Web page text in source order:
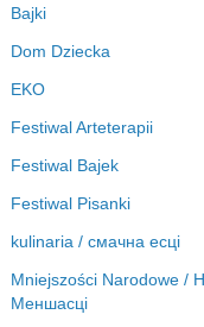
Bajki
Dom Dziecka
EKO
Festiwal Arteterapii
Festiwal Bajek
Festiwal Pisanki
kulinaria / смачна есці
Mniejszości Narodowe /
Меншасці